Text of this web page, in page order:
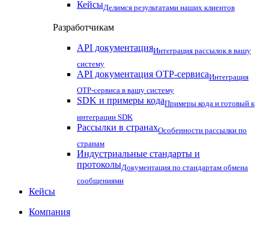
КейсыДелимся результатами наших клиентов
Разработчикам
API документацияИнтеграция рассылок в вашу
систему
API документация OTP-сервисаИнтеграция
OTP-сервиса в вашу систему
SDK и примеры кодаПримеры кода и готовый к
интеграции SDK
Рассылки в странахОсобенности рассылки по
странам
Индустриальные стандарты и
протоколыДокументация по стандартам обмена
сообщениями
Кейсы
Компания